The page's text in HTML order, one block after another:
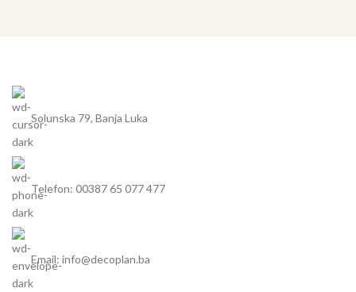
Solunska 79, Banja Luka
Telefon: 00387 65 077 477
Email: info@decoplan.ba